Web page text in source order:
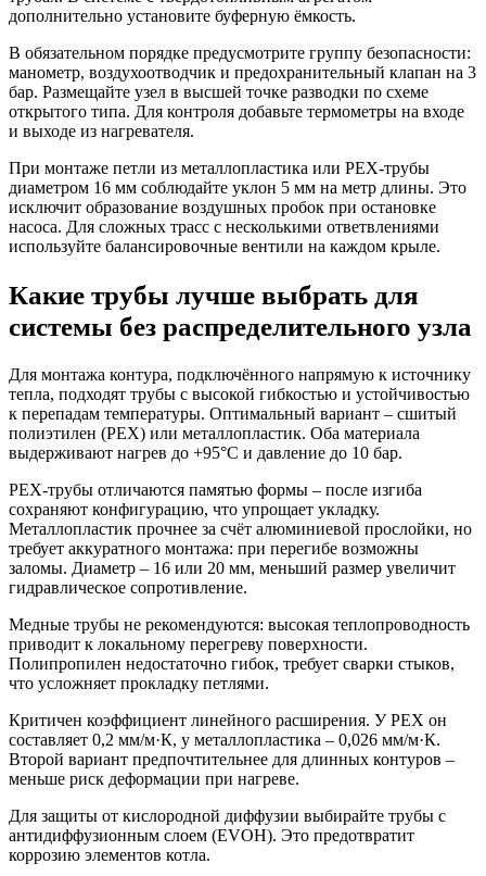
дополнительно установите буферную ёмкость.
В обязательном порядке предусмотрите группу безопасности:
манометр, воздухоотводчик и предохранительный клапан на 3
бар. Размещайте узел в высшей точке разводки по схеме
открытого типа. Для контроля добавьте термометры на входе
и выходе из нагревателя.
При монтаже петли из металлопластика или PEX-трубы
диаметром 16 мм соблюдайте уклон 5 мм на метр длины. Это
исключит образование воздушных пробок при остановке
насоса. Для сложных трасс с несколькими ответвлениями
используйте балансировочные вентили на каждом крыле.
Какие трубы лучше выбрать для
системы без распределительного узла
Для монтажа контура, подключённого напрямую к источнику
тепла, подходят трубы с высокой гибкостью и устойчивостью
к перепадам температуры. Оптимальный вариант – сшитый
полиэтилен (PEX) или металлопластик. Оба материала
выдерживают нагрев до +95°C и давление до 10 бар.
PEX-трубы отличаются памятью формы – после изгиба
сохраняют конфигурацию, что упрощает укладку.
Металлопластик прочнее за счёт алюминиевой прослойки, но
требует аккуратного монтажа: при перегибе возможны
заломы. Диаметр – 16 или 20 мм, меньший размер увеличит
гидравлическое сопротивление.
Медные трубы не рекомендуются: высокая теплопроводность
приводит к локальному перегреву поверхности.
Полипропилен недостаточно гибок, требует сварки стыков,
что усложняет прокладку петлями.
Критичен коэффициент линейного расширения. У PEX он
составляет 0,2 мм/м·К, у металлопластика – 0,026 мм/м·К.
Второй вариант предпочтительнее для длинных контуров –
меньше риск деформации при нагреве.
Для защиты от кислородной диффузии выбирайте трубы с
антидиффузионным слоем (EVOH). Это предотвратит
коррозию элементов котла.